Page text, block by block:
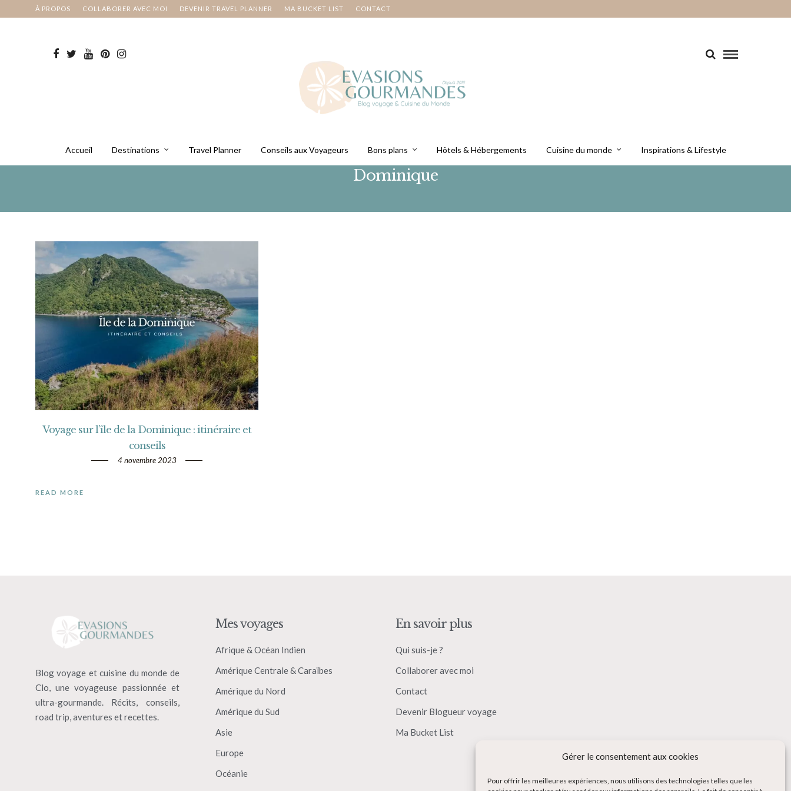
Gérer le consentement aux cookies
Pour offrir les meilleures expériences, nous utilisons des technologies telles que les
À PROPOS COLLABORER AVEC MOI DEVENIR TRAVEL PLANNER MA BUCKET LIST CONTACT
Accueil Destinations Travel Planner Conseils aux Voyageurs Bons plans Hôtels & Hébergements Cuisine du monde Inspirations & Lifestyle
Dominique
Voyage sur l’île de la Dominique : itinéraire et
conseils
4 novembre 2023
READ MORE
Blog voyage et cuisine du monde de
Clo, une voyageuse passionnée et
ultra-gourmande. Récits, conseils,
road trip, aventures et recettes.
Mes voyages
Afrique & Océan Indien
Amérique Centrale & Caraïbes
Amérique du Nord
Amérique du Sud
Asie
Europe
Océanie
En savoir plus
Qui suis-je ?
Collaborer avec moi
Contact
Devenir Blogueur voyage
Ma Bucket List